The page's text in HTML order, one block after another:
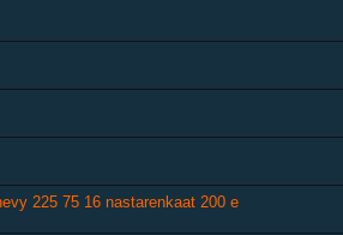
225 75 16 nastarenkaat 200 e